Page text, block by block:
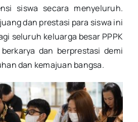
siswa secara menyeluruh.
dan prestasi para siswa ini
seluruh keluarga besar PPPK
dan berprestasi demi
dan kemajuan bangsa.